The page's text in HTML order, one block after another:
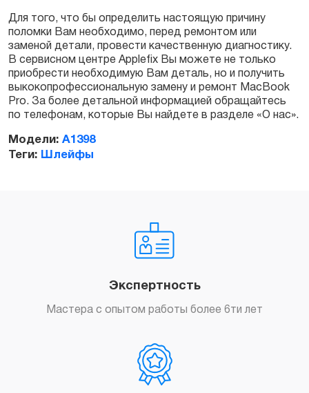
Для того, что бы определить настоящую причину
поломки Вам необходимо, перед ремонтом или
заменой детали, провести качественную диагностику.
В сервисном центре Applefix Вы можете не только
приобрести необходимую Вам деталь, но и получить
выкокопрофессиональную замену и ремонт MacBook
Pro. За более детальной информацией обращайтесь
по телефонам, которые Вы найдете в разделе «О нас».
Модели: A1398
Теги: Шлейфы
Экспертность
Мастера с опытом работы более 6ти лет